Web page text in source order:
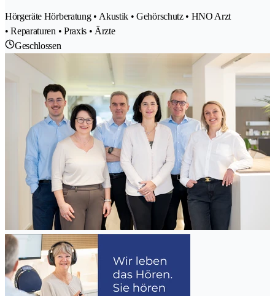
Hörgeräte Hörberatung • Akustik • Gehörschutz • HNO Arzt
• Reparaturen • Praxis • Ärzte
Geschlossen